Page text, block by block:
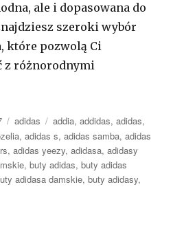
ale i dopasowana do
szeroki wybór
które pozwolą Ci
z różnorodnymi
Kategorie
adidas Tagi
addia,addidas,adidas,
,adidas s,adidas samba,adidas
,adidas yeezy,adidasa,adidasy
,buty adidas,buty adidas
adidasa damskie,buty adidasy,